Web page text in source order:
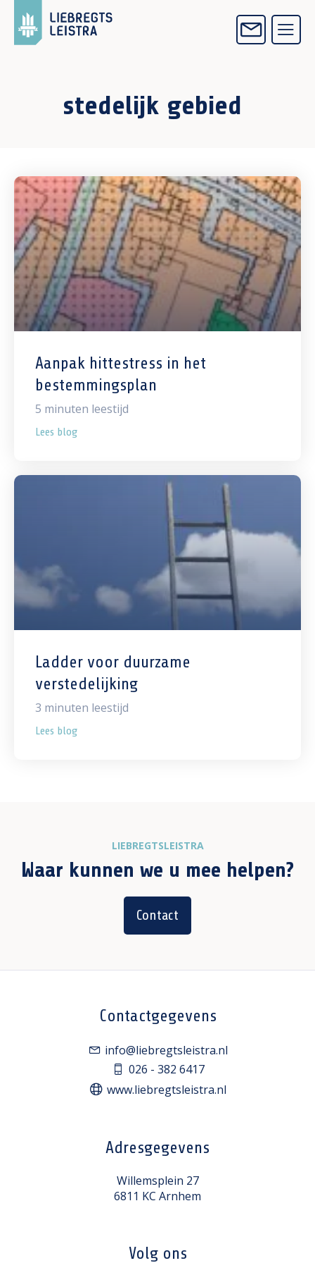
stedelijk gebied
Aanpak hittestress in het
bestemmingsplan
5 minuten leestijd
Lees blog
Ladder voor duurzame
verstedelijking
3 minuten leestijd
Lees blog
LIEBREGTSLEISTRA
Waar kunnen we u mee helpen?
Contact
Contactgegevens
info@liebregtsleistra.nl
026 - 382 6417
www.liebregtsleistra.nl
Adresgegevens
Willemsplein 27
6811 KC Arnhem
Volg ons